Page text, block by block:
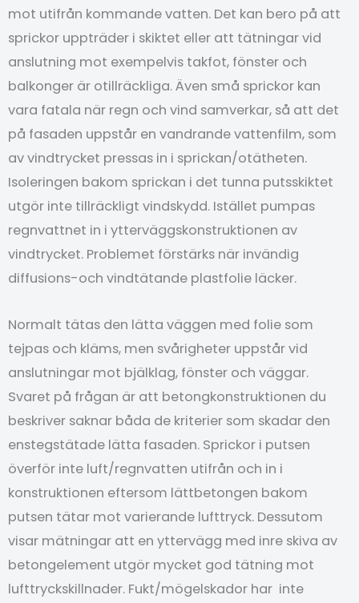
mot utifrån kommande vatten. Det kan bero på att
sprickor uppträder i skiktet eller att tätningar vid
anslutning mot exempelvis takfot, fönster och
balkonger är otillräckliga. Även små sprickor kan
vara fatala när regn och vind samverkar, så att det
på fasaden uppstår en vandrande vattenfilm, som
av vindtrycket pressas in i sprickan/otätheten.
Isoleringen bakom sprickan i det tunna putsskiktet
utgör inte tillräckligt vindskydd. Istället pumpas
regnvattnet in i ytterväggskonstruktionen av
vindtrycket. Problemet förstärks när invändig
diffusions-och vindtätande plastfolie läcker.
Normalt tätas den lätta väggen med folie som
tejpas och kläms, men svårigheter uppstår vid
anslutningar mot bjälklag, fönster och väggar.
Svaret på frågan är att betongkonstruktionen du
beskriver saknar båda de kriterier som skadar den
enstegstätade lätta fasaden. Sprickor i putsen
överför inte luft/regnvatten utifrån och in i
konstruktionen eftersom lättbetongen bakom
putsen tätar mot varierande lufttryck. Dessutom
visar mätningar att en yttervägg med inre skiva av
betongelement utgör mycket god tätning mot
lufttryckskillnader. Fukt/mögelskador har inte